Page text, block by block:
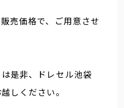
売価格で、ご用意させ
是非、ドレセル池袋
しください。